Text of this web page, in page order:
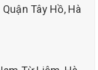
Tây Hồ, Hà